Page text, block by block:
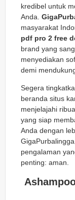
kredibel untuk
Anda.
masyarakat
pdf pro 2 free
brand yang
menyediakan
demi
Segera
beranda situs
menjelajahi
yang siap
Anda dengan
pengalaman
penting: aman.